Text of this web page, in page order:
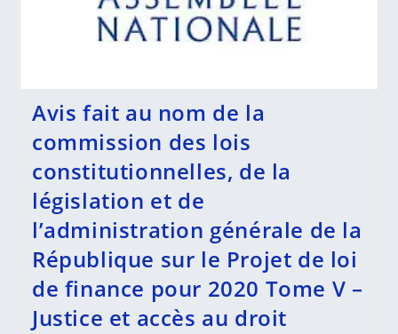
Avis fait au nom de la
commission des lois
constitutionnelles, de la
législation et de
l’administration générale de la
République sur le Projet de loi
de finance pour 2020 Tome V –
Justice et accès au droit